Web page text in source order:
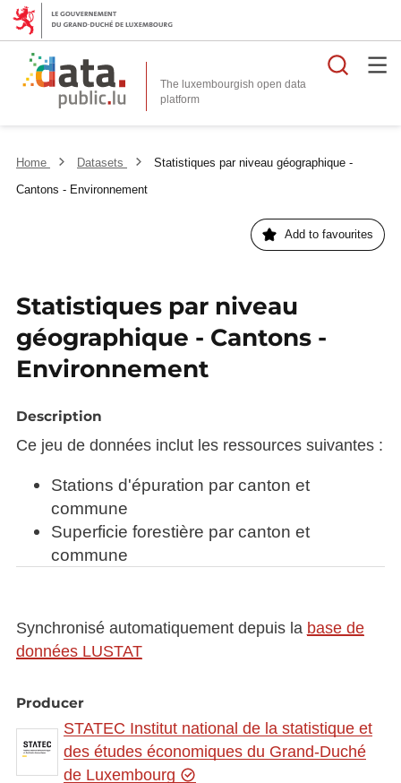
The luxembourgish open data
platform
Home Datasets
Statistiques par niveau géographique -
Cantons - Environnement
Add to favourites
Statistiques par niveau
géographique - Cantons -
Environnement
Description
Ce jeu de données inclut les ressources suivantes :
Stations d'épuration par canton et
commune
Superficie forestière par canton et
commune
Synchronisé automatiquement depuis la base de
données LUSTAT
Producer
STATEC Institut national de la statistique et
des études économiques du Grand-Duché
de Luxembourg